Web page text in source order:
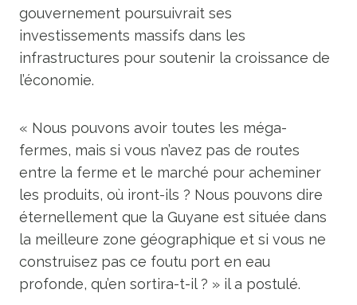
gouvernement poursuivrait ses
investissements massifs dans les
infrastructures pour soutenir la croissance de
l’économie.
« Nous pouvons avoir toutes les méga-
fermes, mais si vous n’avez pas de routes
entre la ferme et le marché pour acheminer
les produits, où iront-ils ? Nous pouvons dire
éternellement que la Guyane est située dans
la meilleure zone géographique et si vous ne
construisez pas ce foutu port en eau
profonde, qu’en sortira-t-il ? » il a postulé.